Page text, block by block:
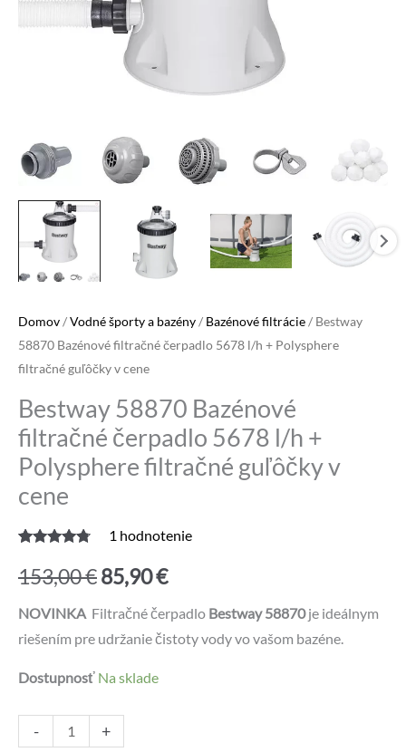
Domov/Vodné športy a bazény/ Bazénové filtrácie/ Bestway
58870 Bazénové filtračné čerpadlo 5678 l/h + Polysphere
filtračné guľôčky v cene
Bestway 58870 Bazénové
filtračné čerpadlo 5678 l/h +
Polysphere filtračné guľôčky v
cene
4.00z 5 na
základe
recenzie
1 hodnotenie
153,00€Pôvodná
cena
85,90€Aktuálna
cena
NOVINKA Filtračné čerpadlo Bestway 58870je ideálnym
riešením pre udržanie čistoty vody vo vašom bazéne.
Dostupnosť Na sklade
-
množstvo
+